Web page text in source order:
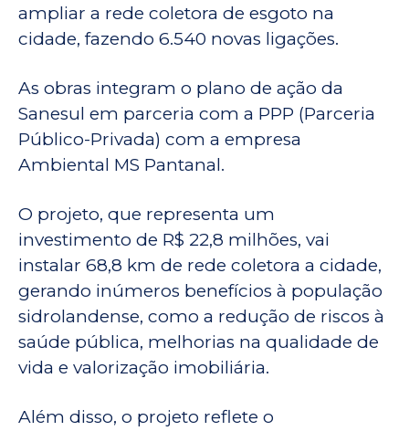
ampliar a rede coletora de esgoto na
cidade, fazendo 6.540 novas ligações.
As obras integram o plano de ação da
Sanesul em parceria com a PPP (Parceria
Público-Privada) com a empresa
Ambiental MS Pantanal.
O projeto, que representa um
investimento de R$ 22,8 milhões, vai
instalar 68,8 km de rede coletora a cidade,
gerando inúmeros benefícios à população
sidrolandense, como a redução de riscos à
saúde pública, melhorias na qualidade de
vida e valorização imobiliária.
Além disso, o projeto reflete o